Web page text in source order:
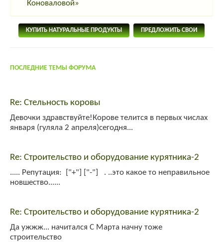
Коноваловой»
КУПИТЬ НАТУРАЛЬНЫЕ ПРОДУКТЫ ПРЕДЛОЖИТЬ СВОИ
ПОСЛЕДНИЕ ТЕМЫ ФОРУМА
Re: Стельность коровы
Девочки здравствуйте!Корове телится в первых числах
января (гуляла 2 апреля)сегодня...
Re: Строительство и оборудование курятника-2
..... Репутация: ["+"] ["-"] . ..это какое то неправильное
новшество......
Re: Строительство и оборудование курятника-2
Да ужжж... начитался С Марта начну тоже
строительство